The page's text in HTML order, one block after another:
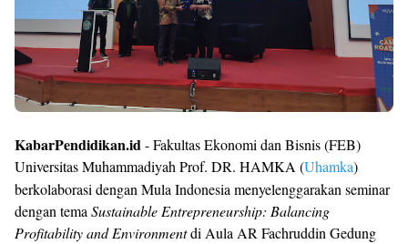
KabarPendidikan.id- Fakultas Ekonomi dan Bisnis (FEB)
Universitas Muhammadiyah Prof. DR. HAMKA (Uhamka)
berkolaborasi dengan Mula Indonesia menyelenggarakan seminar
dengan tema Sustainable Entrepreneurship: Balancing
Profitability and Environmentdi Aula AR Fachruddin Gedung